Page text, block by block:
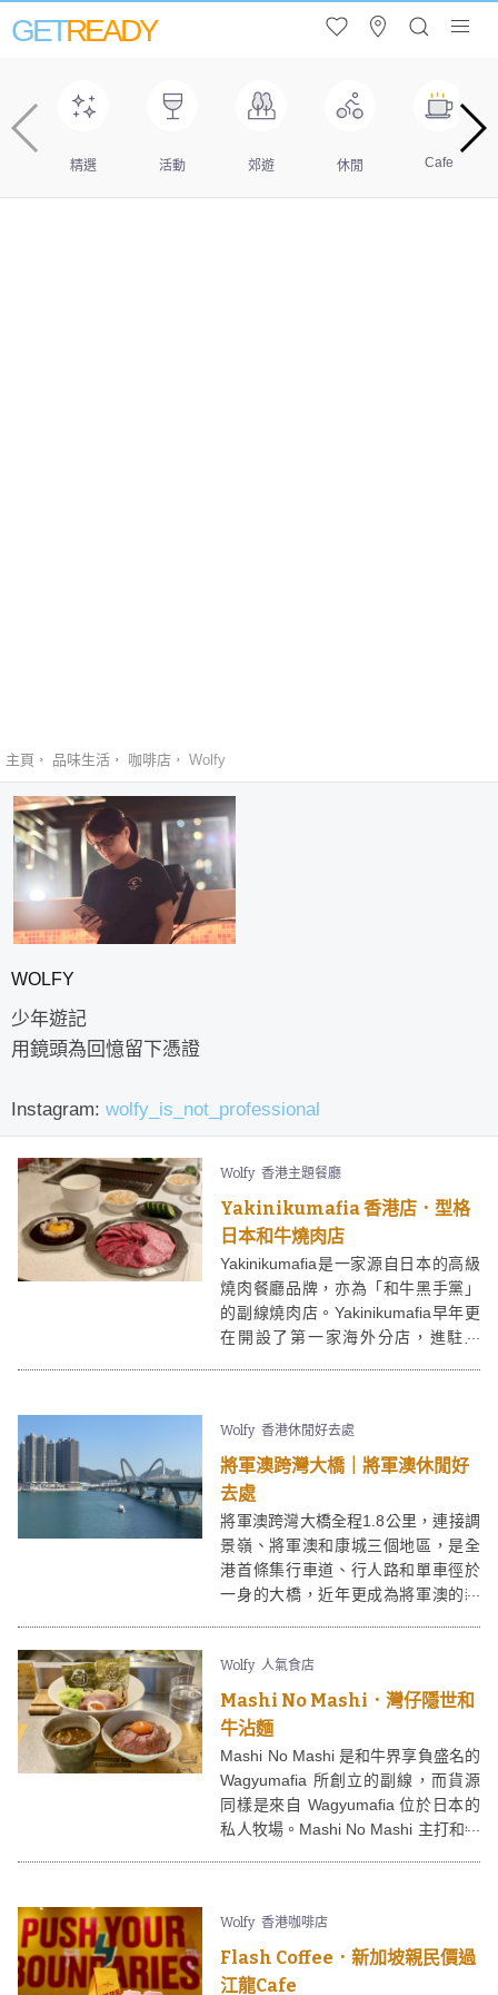
GETREADY
精選 活動 郊遊 休閒 Cafe
主頁 品味生活 咖啡店 Wolfy
WOLFY
少年遊記
用鏡頭為回憶留下憑證
Instagram: wolfy_is_not_professional
Wolfy 香港主題餐廳
Yakinikumafia 香港店．型格
日本和牛燒肉店
Yakinikumafia是一家源自日本的高級
燒肉餐廳品牌，亦為「和牛黑手黨」
的副線燒肉店。Yakinikumafia早年更
在開設了第一家海外分店，進駐上
Wolfy 香港休閒好去處
將軍澳跨灣大橋｜將軍澳休閒好
去處
將軍澳跨灣大橋全程1.8公里，連接調
景嶺、將軍澳和康城三個地區，是全
港首條集行車道、行人路和單車徑於
一身的大橋，近年更成為將軍澳的新
景色！
Wolfy 人氣食店
Mashi No Mashi．灣仔隱世和
牛沾麵
Mashi No Mashi 是和牛界享負盛名的
Wagyumafia 所創立的副線，而貨源
同樣是來自 Wagyumafia 位於日本的
私人牧場。Mashi No Mashi 主打和牛
Wolfy 香港咖啡店
Flash Coffee．新加坡親民價過
江龍Cafe